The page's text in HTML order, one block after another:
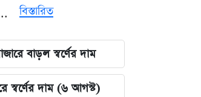
বিস্তারিত
বাড়ল স্বর্ণের দাম
স্বর্ণের দাম (৬ আগস্ট)